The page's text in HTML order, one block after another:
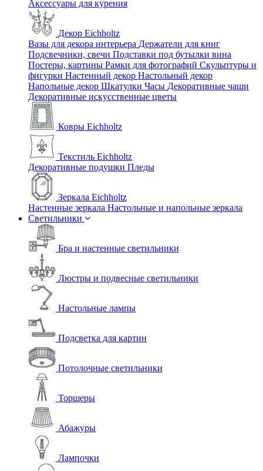
Аксессуары для курения
Декор Eichholtz
Вазы для декора интерьера Держатели для книг
Подсвечники, свечи Подставки под бутылки вина
Постеры, картины Рамки для фотографий Скульптуры и
фигурки Настенный декор Настольный декор
Напольные декор Шкатулки Часы Декоративные чаши
Декоративные искусственные цветы
Ковры Eichholtz
Текстиль Eichholtz
Декоративные подушки Пледы
Зеркала Eichholtz
Настенные зеркала Настольные и напольные зеркала
Светильники
Бра и настенные светильники
Люстры и подвесные светильники
Настольные лампы
Подсветка для картин
Потолочные светильники
Торшеры
Абажуры
Лампочки